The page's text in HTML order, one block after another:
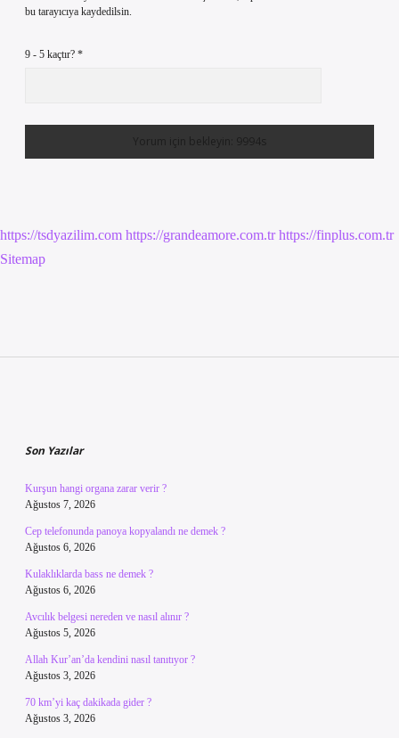
bu tarayıcıya kaydedilsin.
9 - 5 kaçtır? *
https://tsdyazilim.com https://grandeamore.com.tr https://finplus.com.tr
Sitemap
Son Yazılar
Kurşun hangi organa zarar verir ?
Ağustos 7, 2026
Cep telefonunda panoya kopyalandı ne demek ?
Ağustos 6, 2026
Kulaklıklarda bass ne demek ?
Ağustos 6, 2026
Avcılık belgesi nereden ve nasıl alınır ?
Ağustos 5, 2026
Allah Kur’an’da kendini nasıl tanıtıyor ?
Ağustos 3, 2026
70 km’yi kaç dakikada gider ?
Ağustos 3, 2026